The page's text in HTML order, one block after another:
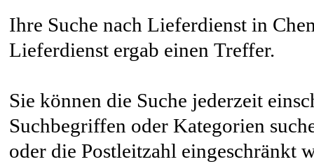
Ihre Suche nach Lieferdienst in
Lieferdienst ergab einen Treffer.
Sie können die Suche jederzeit
Suchbegriffen oder Kategorien
oder die Postleitzahl eingeschränkt